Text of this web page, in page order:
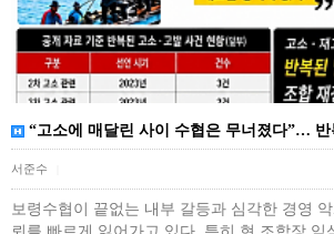
“고소에 매달린 사이 수협은 무너졌다”…
서준수
보령수협이 끝없는 내부 갈등과 심각한 경영